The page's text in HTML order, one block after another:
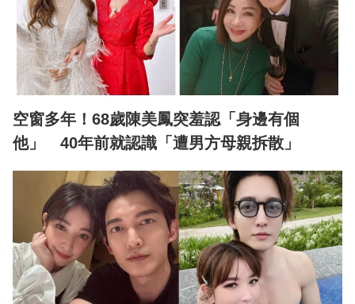
空窗多年！68歲陳美鳳突羞認「身邊有個
他」 40年前就認識「遭男方母親拆散」